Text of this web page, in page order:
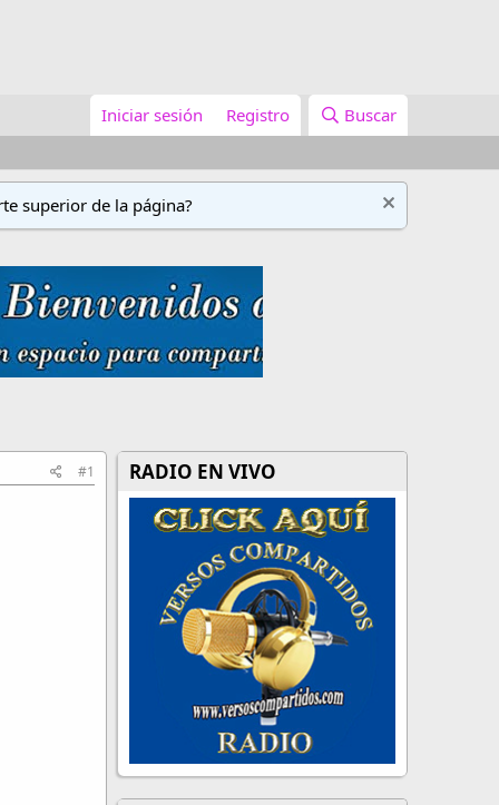
Iniciar sesión Registro Buscar
superior de la página?
#1 RADIO EN VIVO